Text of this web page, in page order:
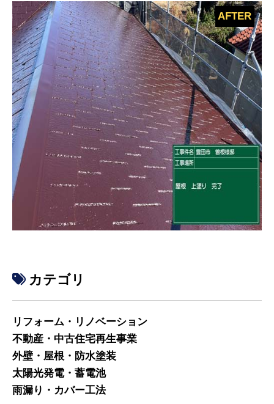
カテゴリ
リフォーム・リノベーション
不動産・中古住宅再生事業
外壁・屋根・防水塗装
太陽光発電・蓄電池
雨漏り・カバー工法